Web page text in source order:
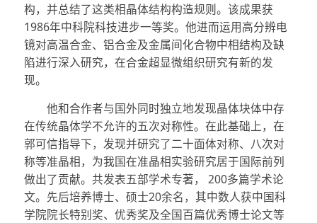
构，并总结了这类相晶体结构构造规则。该成果获
1986年中科院科技进步一等奖。他进而运用高分辨电
镜对高温合金、铝合金及金属间化合物中相结构及缺
陷进行深入研究，在合金超显微组织研究有新的发
现。
他和合作者与国外同时独立地发现晶体块体中存
在传统晶体学不允许的五次对称性。在此基础上，在
郭可信指导下，发现并研究了二十面体对称、八次对
称等准晶相，为我国在准晶相实验研究居于国际前列
做出了贡献。共发表五部学术专著， 200多篇学术论
文。先后培养博士、硕士20余名，其中数人获中国科
学院院长特别奖、优秀奖及全国百篇优秀博士论文等